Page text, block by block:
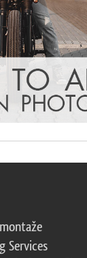
Services